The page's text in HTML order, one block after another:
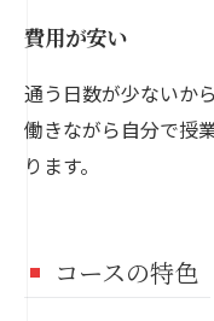
費用が安い
通う日数が少ないか
働きながら自分で授
ります。
コースの特色